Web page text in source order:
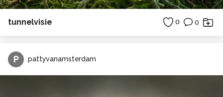
tunnelvisie 0 0
P pattyvanamsterdam